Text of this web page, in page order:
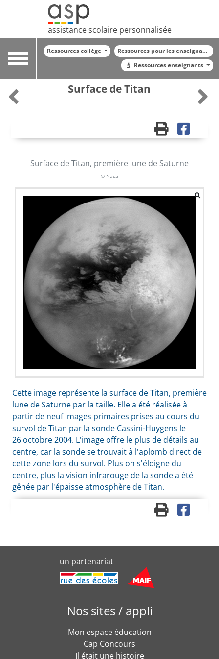
assistance scolaire personnalisée
Toggle
Ressources collège
Ressources pour les enseignants
Ressources enseignants
Surface de Titan
Surface de Titan, première lune de Saturne
© Nasa
Cette image représente la surface de Titan, première
lune de Saturne par la taille. Elle a été réalisée à
partir de neuf images primaires prises au cours du
survol de Titan par la sonde Cassini-Huygens le
26 octobre 2004. L'image offre le plus de détails au
centre, car la sonde se trouvait à l'aplomb direct de
cette zone lors du survol. Plus on s'éloigne du
centre, plus la vision infrarouge de la sonde a été
gênée par l'épaisse atmosphère de Titan.
un partenariat
Nos sites / appli
Mon espace éducation
Cap Concours
Il était une histoire